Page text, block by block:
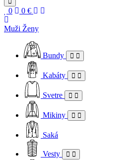
0 0 €
Muži Ženy
Bundy
Kabáty
Svetre
Mikiny
Saká
Vesty